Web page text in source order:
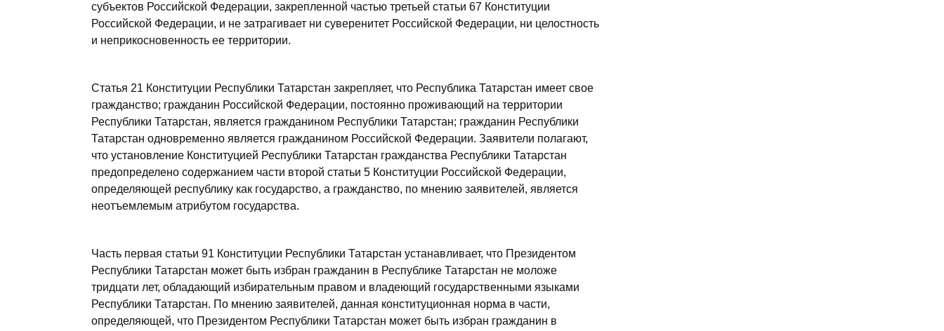
субъектов Российской Федерации, закрепленной частью третьей статьи 67 Конституции
Российской Федерации, и не затрагивает ни суверенитет Российской Федерации, ни целостность
и неприкосновенность ее территории.
Статья 21 Конституции Республики Татарстан закрепляет, что Республика Татарстан имеет свое
гражданство; гражданин Российской Федерации, постоянно проживающий на территории
Республики Татарстан, является гражданином Республики Татарстан; гражданин Республики
Татарстан одновременно является гражданином Российской Федерации. Заявители полагают,
что установление Конституцией Республики Татарстан гражданства Республики Татарстан
предопределено содержанием части второй статьи 5 Конституции Российской Федерации,
определяющей республику как государство, а гражданство, по мнению заявителей, является
неотъемлемым атрибутом государства.
Часть первая статьи 91 Конституции Республики Татарстан устанавливает, что Президентом
Республики Татарстан может быть избран гражданин в Республике Татарстан не моложе
тридцати лет, обладающий избирательным правом и владеющий государственными языками
Республики Татарстан. По мнению заявителей, данная конституционная норма в части,
определяющей, что Президентом Республики Татарстан может быть избран гражданин в